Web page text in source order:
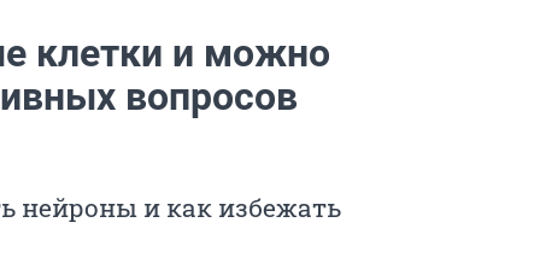
клетки и можно
вопросов
нейроны и как избежать